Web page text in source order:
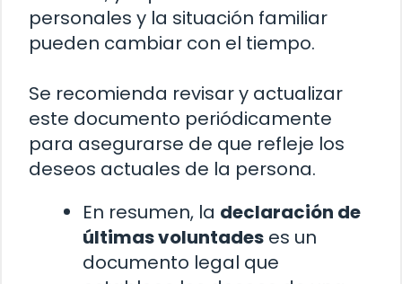
personales y la situación familiar
pueden cambiar con el tiempo.
Se recomienda revisar y actualizar
este documento periódicamente
para asegurarse de que refleje los
deseos actuales de la persona.
En resumen, la declaración de
últimas voluntades es un
documento legal que